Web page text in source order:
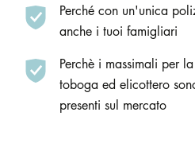
Perché con un'unica
anche i tuoi famigliari
Perchè i massimali per
toboga ed elicottero
presenti sul mercato